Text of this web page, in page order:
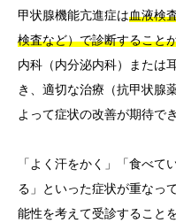
甲状腺機能亢進症は血液検
検査など）で診断すること
内科（内分泌内科）または
き、適切な治療（抗甲状腺
よって症状の改善が期待でき
「よく汗をかく」「食べて
る」といった症状が重なっ
能性を考えて受診すること